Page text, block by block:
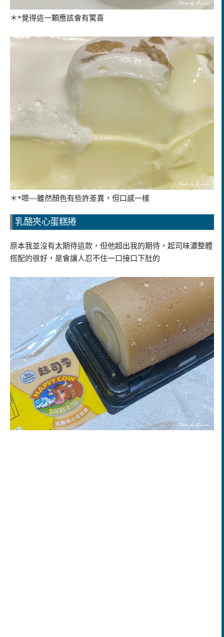
＊*覺得這一顆應該會有驚喜
＊*嗯~~雖然顏色有些許差異，但口感一樣
乳酪夾心蛋糕捲
原本我並沒有太期待這款，但他超出我的期待，起司味濃整體
搭配的很好，是會讓人忍不住一口接口下肚的